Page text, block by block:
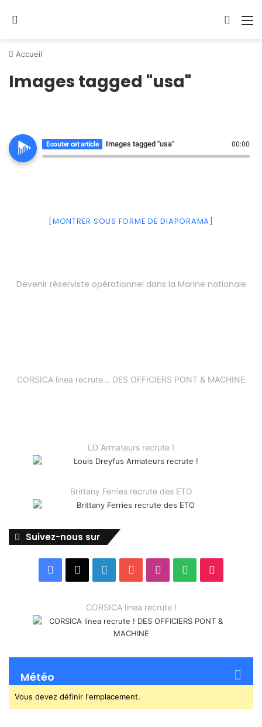
Accueil
Images tagged "usa"
Ecouter cet article Images tagged "usa" 00:00
[MONTRER SOUS FORME DE DIAPORAMA]
Devenir réserviste opérationnel dans la Marine nationale
CORSICA linea recrute... DES OFFICIERS PONT & MACHINE
LD Armateurs recrute !
Brittany Ferries recrute des ETO
Suivez-nous sur
Facebook LinkedinYouTubeInstagram
Spotify
CORSICA linea recrute !
Météo
Vous devez définir l'emplacement.